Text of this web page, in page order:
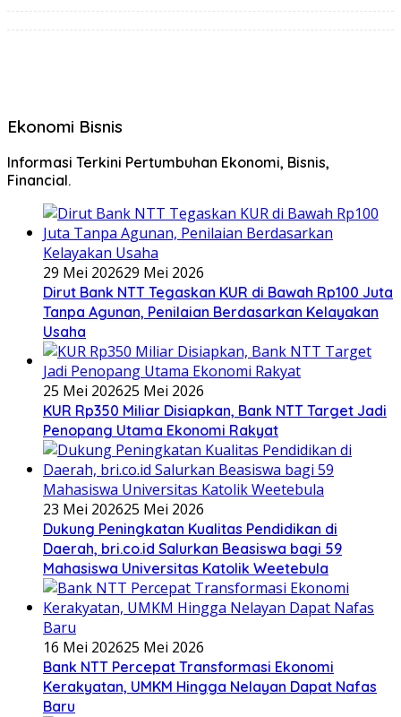
Ekonomi Bisnis
Informasi Terkini Pertumbuhan Ekonomi, Bisnis,
Financial.
29 Mei 202629 Mei 2026
Dirut Bank NTT Tegaskan KUR di Bawah Rp100 Juta
Tanpa Agunan, Penilaian Berdasarkan Kelayakan
Usaha
25 Mei 202625 Mei 2026
KUR Rp350 Miliar Disiapkan, Bank NTT Target Jadi
Penopang Utama Ekonomi Rakyat
23 Mei 202625 Mei 2026
Dukung Peningkatan Kualitas Pendidikan di
Daerah, bri.co.id Salurkan Beasiswa bagi 59
Mahasiswa Universitas Katolik Weetebula
16 Mei 202625 Mei 2026
Bank NTT Percepat Transformasi Ekonomi
Kerakyatan, UMKM Hingga Nelayan Dapat Nafas
Baru